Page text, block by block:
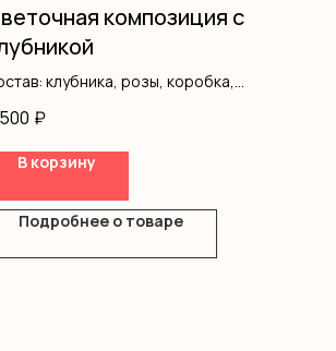
композиция с
клубника, розы, коробка,
₽
В корзину
Подробнее о товаре